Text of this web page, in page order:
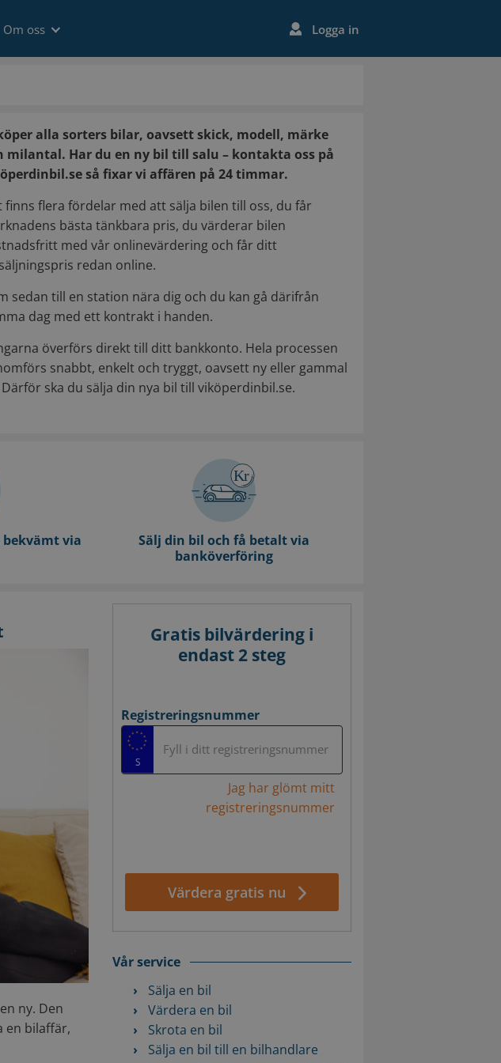
Om oss Logga in
alla sorters bilar, oavsett skick, modell, märke
milantal. Har du en ny bil till salu – kontakta oss på
så fixar vi affären på 24 timmar.
finns flera fördelar med att sälja bilen till oss, du får
bästa tänkbara pris, du värderar bilen
med vår onlinevärdering och får ditt
redan online.
sedan till en station nära dig och du kan gå därifrån
dag med ett kontrakt i handen.
överförs direkt till ditt bankkonto. Hela processen
snabbt, enkelt och tryggt, oavsett ny eller gammal
ska du sälja din nya bil till viköperdinbil.se.
via
Sälj din bil och få betalt via
banköverföring
ny. Den
en bilaffär,
Gratis bilvärdering i
endast 2 steg
Registreringsnummer
Fyll i ditt registreringsnummer
Jag har glömt mitt
registreringsnummer
Värdera gratis nu
Vår service
Sälja en bil
Värdera en bil
Skrota en bil
Sälja en bil till en bilhandlare